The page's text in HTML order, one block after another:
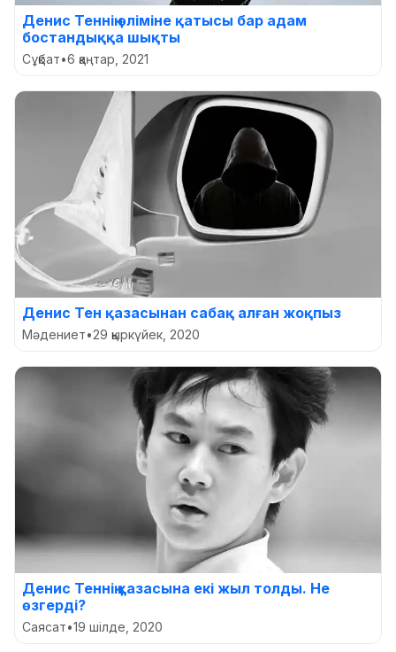
Денис Теннің өліміне қатысы бар адам
бостандыққа шықты
Сұқбат•6 қаңтар, 2021
Денис Тен қазасынан сабақ алған жоқпыз
Мәдениет•29 қыркүйек, 2020
Денис Теннің қазасына екі жыл толды. Не
өзгерді?
Саясат•19 шілде, 2020